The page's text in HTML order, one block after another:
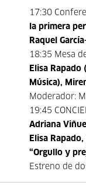
17:30
la primera
Raquel
18:35 Mesa
Elisa
Música),
Moderador:
19:45
Adriana
Elisa
“Orgullo y
Estreno de